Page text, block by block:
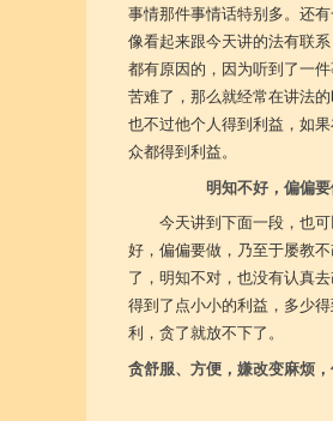
事情那件事情话特别多。还
像看起来跟今天讲的法有联
都有原因的，因为听到了一
苦难了，那么就经常在讲法
也不过他个人得到利益，如
众都得到利益。
明知不好，偏偏
今天讲到下面一段，也
好，偏偏要做，乃至于屡教
了，明知不对，也没有认真
得到了点小小的利益，多少
利，贪了就放不下了。
贪舒服、方便，嫌改变麻烦